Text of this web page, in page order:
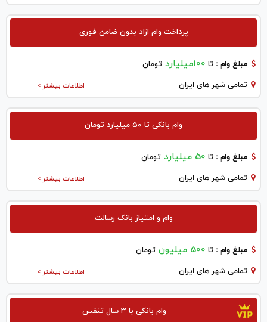
پرداخت وام ازاد بدون ضامن فوری
مبلغ وام : تا 100میلیارد تومان
اطلاعات بیشتر > تمامی شهر های ایران
وام بانکی تا ۵۰ میلیارد تومان
مبلغ وام : تا 50 میلیارد تومان
اطلاعات بیشتر > تمامی شهر های ایران
وام و امتیاز بانک رسالت
مبلغ وام : تا 500 میلیون تومان
اطلاعات بیشتر > تمامی شهر های ایران
وام بانکی با ۳ سال تنفس